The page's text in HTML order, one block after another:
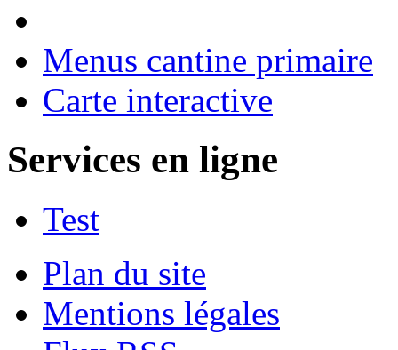
Menus cantine primaire
Carte interactive
Services en ligne
Test
Plan du site
Mentions légales